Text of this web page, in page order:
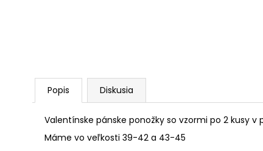
Popis Diskusia
Valentínske pánske ponožky so vzormi po 2 kusy
Máme vo veľkosti 39-42 a 43-45